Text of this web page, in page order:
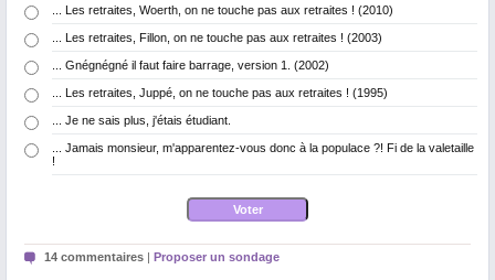
... Les retraites, Woerth, on ne touche pas aux retraites ! (2010)
... Les retraites, Fillon, on ne touche pas aux retraites ! (2003)
... Gnégnégné il faut faire barrage, version 1. (2002)
... Les retraites, Juppé, on ne touche pas aux retraites ! (1995)
... Je ne sais plus, j'étais étudiant.
... Jamais monsieur, m'apparentez-vous donc à la populace ?! Fi de la valetaille
!
14 commentaires | Proposer un sondage